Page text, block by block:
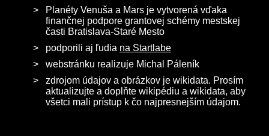
Planéty Venuša a Mars je vytvorená vďaka
finančnej podpore grantovej schémy mestskej
časti Bratislava-Staré Mesto
podporili aj ľudia na Startlabe
webstránku realizuje Michal Páleník
zdrojom údajov a obrázkov je wikidata. Prosím
aktualizujte a doplňte wikipédiu a wikidata, aby
všetci mali prístup k čo najpresnejším údajom.